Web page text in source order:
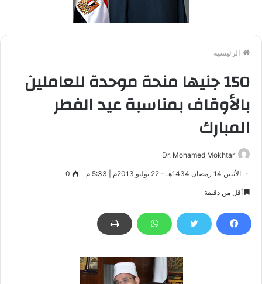
الرئيسية
150 جنيها منحة موحدة للعاملين
بالأوقاف بمناسبة عيد الفطر
المبارك
Dr. Mohamed Mokhtar
الأثنين 14 رمضان 1434هـ - 22 يوليو 2013م | 5:33 م 0
أقل من دقيقة